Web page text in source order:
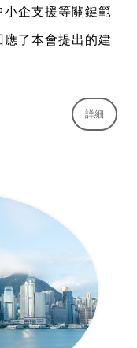
企支援等關鍵範
了本會提出的建
詳細